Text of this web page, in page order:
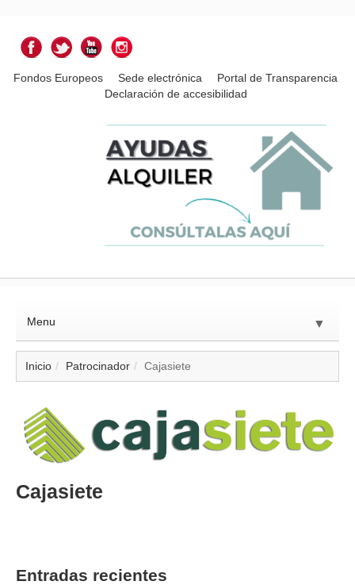
Fondos Europeos Sede electrónica
Portal de Transparencia
Declaración de accesibilidad
Menu ▼
▼
Inicio Patrocinador Cajasiete
Cajasiete
Entradas recientes